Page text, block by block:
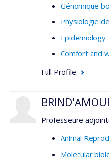
Génomique
Physiologie
Epidemiology
Comfort and
Full Profile
Professeure
Animal
Molecular